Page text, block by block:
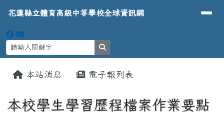
花蓮縣立體育高級中等學校全球資
導覽列
花蓮縣立體育高級中等學校全球資訊網
本站消息 電子報列表
本校學生學習歷程檔案作業要點